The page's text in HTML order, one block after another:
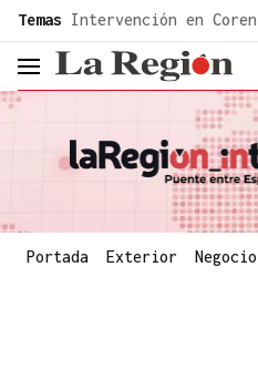
common.go-to-content
Temas Intervención en Coren
header.menu.open
Portada Exterior